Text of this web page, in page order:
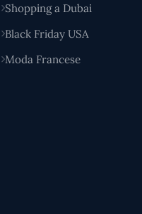
Shopping a Dubai
Black Friday USA
Moda Francese